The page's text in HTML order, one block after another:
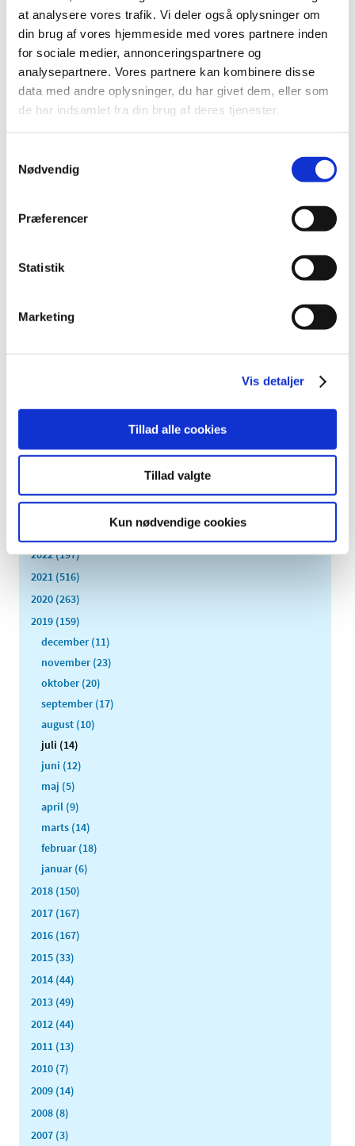
at analysere vores trafik. Vi deler også oplysninger om
din brug af vores hjemmeside med vores partnere inden
for sociale medier, annonceringspartnere og
analysepartnere. Vores partnere kan kombinere disse
data med andre oplysninger, du har givet dem, eller som
de har indsamlet fra din brug af deres tjenester.
Nødvendig
Præferencer
Statistik
Marketing
Vis detaljer
Tillad alle cookies
Tillad valgte
Kun nødvendige cookies
nu på Lægemiddelstyrelsen hjemmeside.
Tilskudsstatus for prolaktinhæmmende,
androgene og antiandrogene lægemidler
| 1. juli 2019
Medicintilskudsnævnet har revurderet tilskudsstatus for
Ledig bevilling til Hammel Frijsenborg Apotek
Bevillingen til at drive Hammel Frijsenborg Apotek er
Genordination af visse typer medicin kan nu
|1. juli 2019|
nogle patienter i fast behandling at få genordineret…
2022 (197)
2021 (516)
2020 (263)
2019 (159)
december (11)
november (23)
oktober (20)
september (17)
august (10)
juli (14)
juni (12)
maj (5)
april (9)
marts (14)
februar (18)
januar (6)
2018 (150)
2017 (167)
2016 (167)
2015 (33)
2014 (44)
2013 (49)
2012 (44)
2011 (13)
2010 (7)
2009 (14)
2008 (8)
2007 (3)